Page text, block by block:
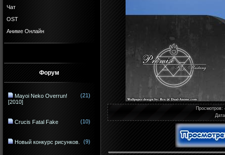
Чат
OST
Аниме Онлайн
Форум
Mayoi Neko Overrun!
[2010]
(21)
Crucis Fatal Fake (10)
Новый конкурс рисунков. (9)
Просмотров:
Дата